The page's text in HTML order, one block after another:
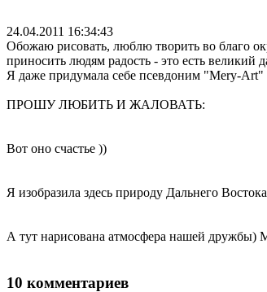
24.04.2011 16:34:43
Обожаю рисовать, люблю творить во благо
приносить людям радость - это есть великий
Я даже придумала себе псевдоним "Mery-
ПРОШУ ЛЮБИТЬ И ЖАЛОВАТЬ:
Вот оно счастье ))
Я изобразила здесь природу Дальнего
А тут нарисована атмосфера нашей дружбы)
10 комментариев